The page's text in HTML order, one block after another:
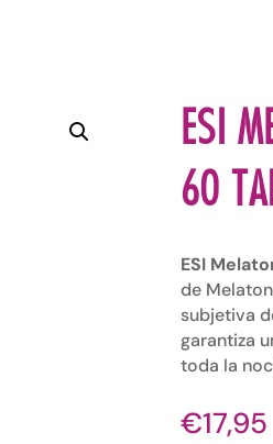
ESI
60
ESI
de
subjetiva
garantiza
toda la
€17,95